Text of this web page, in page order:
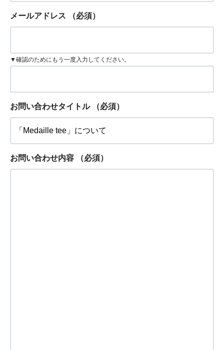
メールアドレス （必須）
▼確認のためにもう一度入力してください。
お問い合わせタイトル （必須）
お問い合わせ内容 （必須）